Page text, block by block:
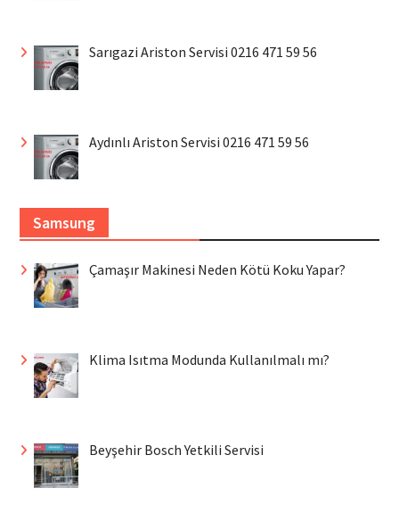
Sarıgazi Ariston Servisi 0216 471 59 56
Aydınlı Ariston Servisi 0216 471 59 56
Samsung
Çamaşır Makinesi Neden Kötü Koku Yapar?
Klima Isıtma Modunda Kullanılmalı mı?
Beyşehir Bosch Yetkili Servisi